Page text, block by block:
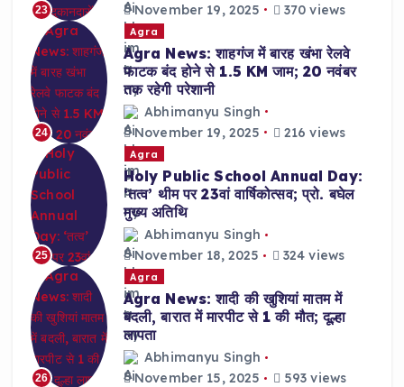
23
November 19, 2025
370 views
24
Agra
Agra News: शाहगंज में बारह खंभा रेलवे
फाटक बंद होने से 1.5 KM जाम; 20 नवंबर
तक रहेगी परेशानी
Abhimanyu Singh
November 19, 2025
216 views
25
Agra
Holy Public School Annual Day:
‘तत्व’ थीम पर 23वां वार्षिकोत्सव; प्रो. बघेल
मुख्य अतिथि
Abhimanyu Singh
November 18, 2025
324 views
26
Agra
Agra News: शादी की खुशियां मातम में
बदली, बारात में मारपीट से 1 की मौत; दूल्हा
लापता
Abhimanyu Singh
November 15, 2025
593 views